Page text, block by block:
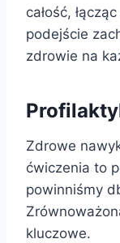
całość,
podejście
zdrowie na
Zdrowe
ćwiczenia to
powinniśmy
kluczowe.